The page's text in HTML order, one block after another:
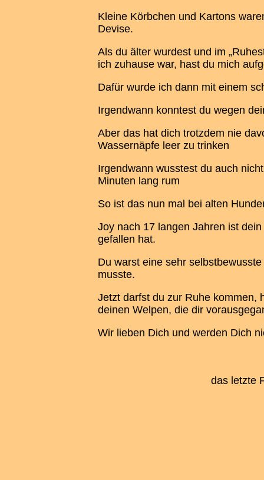
Kleine Körbchen und Kartons
Devise.
Als du älter wurdest und im
ich zuhause war, hast du mich
Dafür wurde ich dann mit einem
Irgendwann konntest du wegen
Aber das hat dich trotzdem nie
Wassernäpfe leer zu trinken
Irgendwann wusstest du auch
Minuten lang rum
So ist das nun mal bei alten
Joy nach 17 langen Jahren ist
gefallen hat.
Du warst eine sehr
musste.
Jetzt darfst du zur Ruhe kommen,
deinen Welpen, die dir
Wir lieben Dich und werden Dich
das letzte